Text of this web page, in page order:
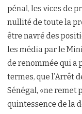
pénal, les vices de
nullité de toute la
être navré des
les média par le
de renommée qui a
termes, que l’Arrêt
Sénégal, «ne remet
quintessence de la